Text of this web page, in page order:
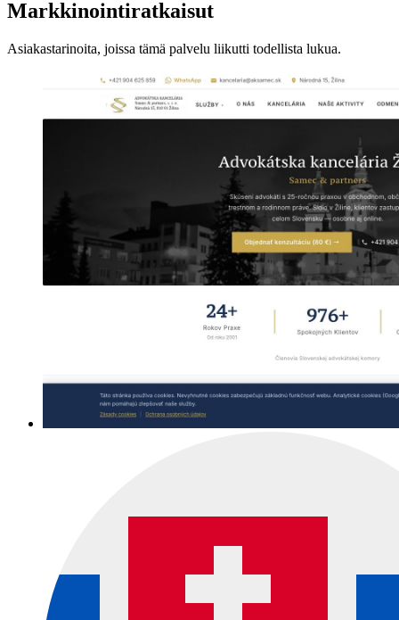
Markkinointiratkaisut
Asiakastarinoita, joissa tämä palvelu liikutti todellista lukua.